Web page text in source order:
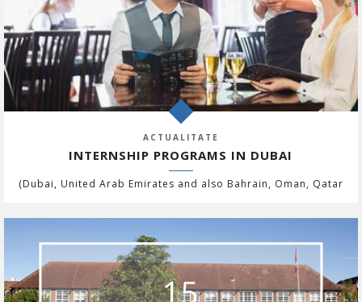
ACTUALITATE
INTERNSHIP PROGRAMS IN DUBAI
(Dubai, United Arab Emirates and also Bahrain, Oman, Qatar
15